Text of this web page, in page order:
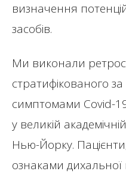
визначення
засобів.
Ми виконали
стратифікованого за
симптомами Covid-
у великій
Нью-Йорку.
ознаками дихальної